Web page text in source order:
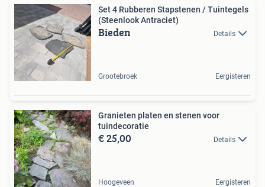
Set 4 Rubberen Stapstenen / Tuintegels
(Steenlook Antraciet)
Bieden Details
Grootebroek Eergisteren
Granieten platen en stenen voor
tuindecoratie
€ 25,00 Details
Hoogeveen Eergisteren